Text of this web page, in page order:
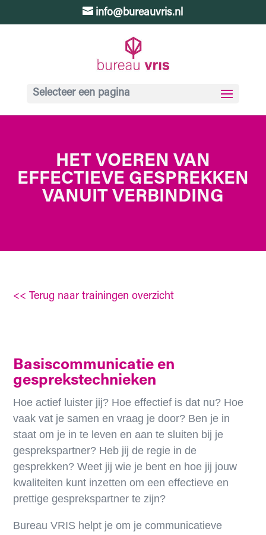
info@bureauvris.nl
Selecteer een pagina
HET VOEREN VAN
EFFECTIEVE GESPREKKEN
VANUIT VERBINDING
<< Terug naar trainingen overzicht
Basiscommunicatie en
gesprekstechnieken
Hoe actief luister jij? Hoe effectief is dat nu? Hoe
vaak vat je samen en vraag je door? Ben je in
staat om je in te leven en aan te sluiten bij je
gesprekspartner? Heb jij de regie in de
gesprekken? Weet jij wie je bent en hoe jij jouw
kwaliteiten kunt inzetten om een effectieve en
prettige gesprekspartner te zijn?
Bureau VRIS helpt je om je communicatieve